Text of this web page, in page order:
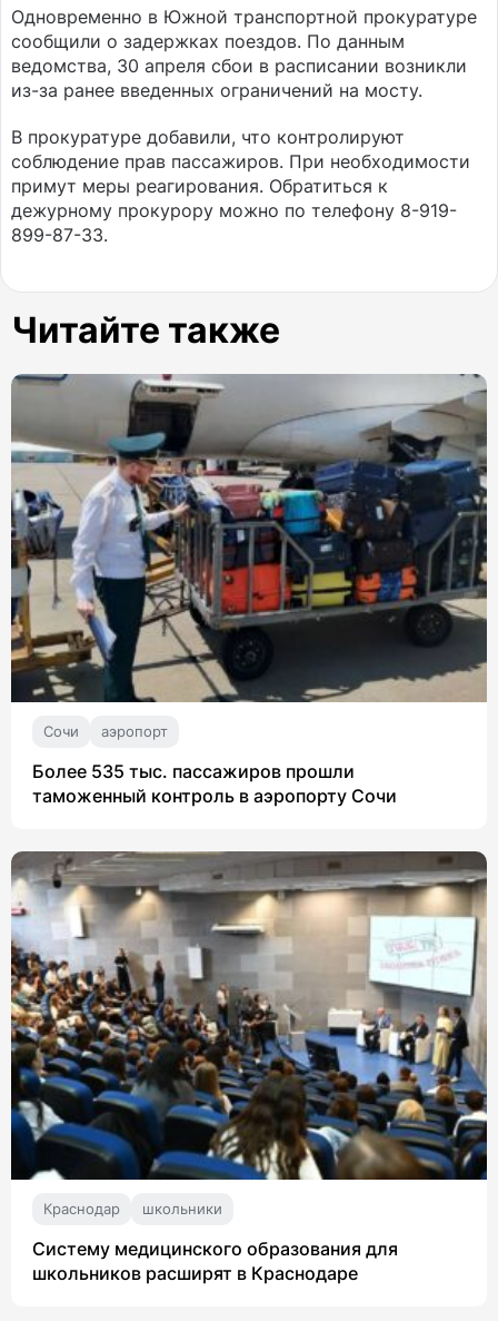
Одновременно в Южной транспортной прокуратуре
сообщили о задержках поездов. По данным
ведомства, 30 апреля сбои в расписании возникли
из-за ранее введенных ограничений на мосту.
В прокуратуре добавили, что контролируют
соблюдение прав пассажиров. При необходимости
примут меры реагирования. Обратиться к
дежурному прокурору можно по телефону 8-919-
899-87-33.
Читайте также
Сочи аэропорт
Более 535 тыс. пассажиров прошли
таможенный контроль в аэропорту Сочи
Краснодар школьники
Систему медицинского образования для
школьников расширят в Краснодаре